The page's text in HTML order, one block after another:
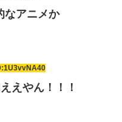
なアニメか
えやん！！！